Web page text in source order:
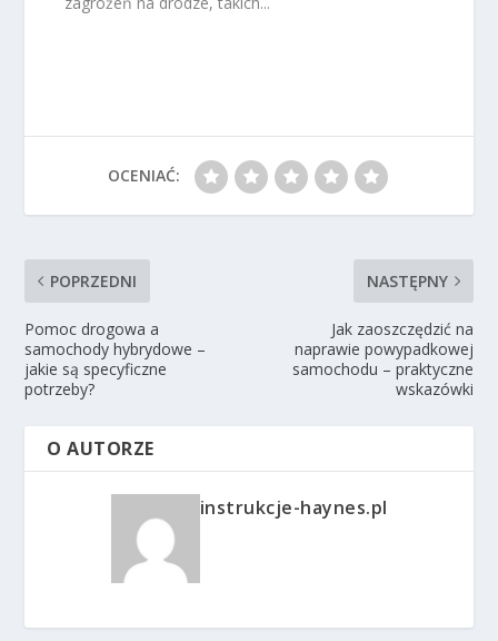
OCENIAĆ:
POPRZEDNI
Pomoc drogowa a
samochody hybrydowe –
jakie są specyficzne
potrzeby?
NASTĘPNY
Jak zaoszczędzić na
naprawie powypadkowej
samochodu – praktyczne
wskazówki
O AUTORZE
instrukcje-haynes.pl